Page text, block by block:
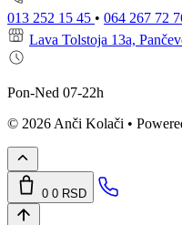
013 252 15 45 • 064 267 72
Lava Tolstoja 13a,
Pon-Ned 07-22h
© 2026 Anči Kolači •
0 0 RSD